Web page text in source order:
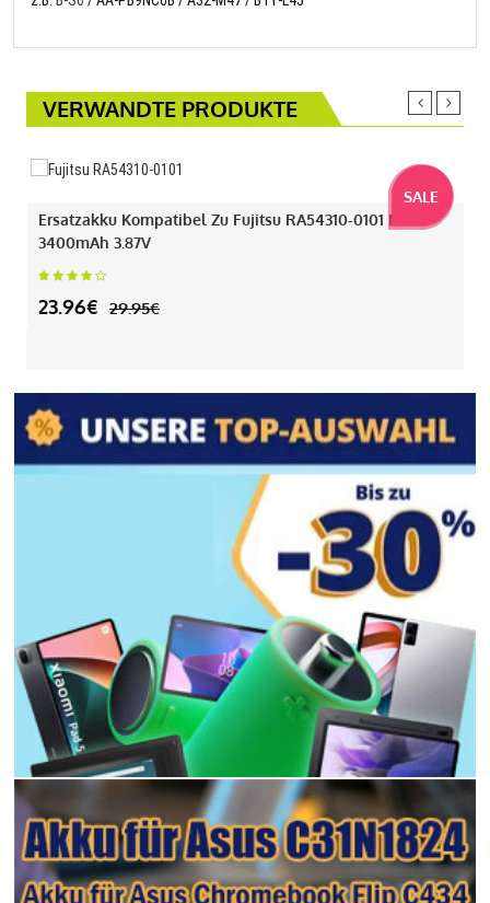
VERWANDTE PRODUKTE
SALE
Ersatzakku Kompatibel Zu Fujitsu RA54310-0101 Mit
3400mAh 3.87V
23.96€ 29.95€